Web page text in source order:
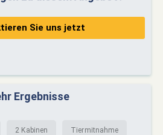
Sie uns jetzt
Ergebnisse
2 Kabinen Tiermitnahme